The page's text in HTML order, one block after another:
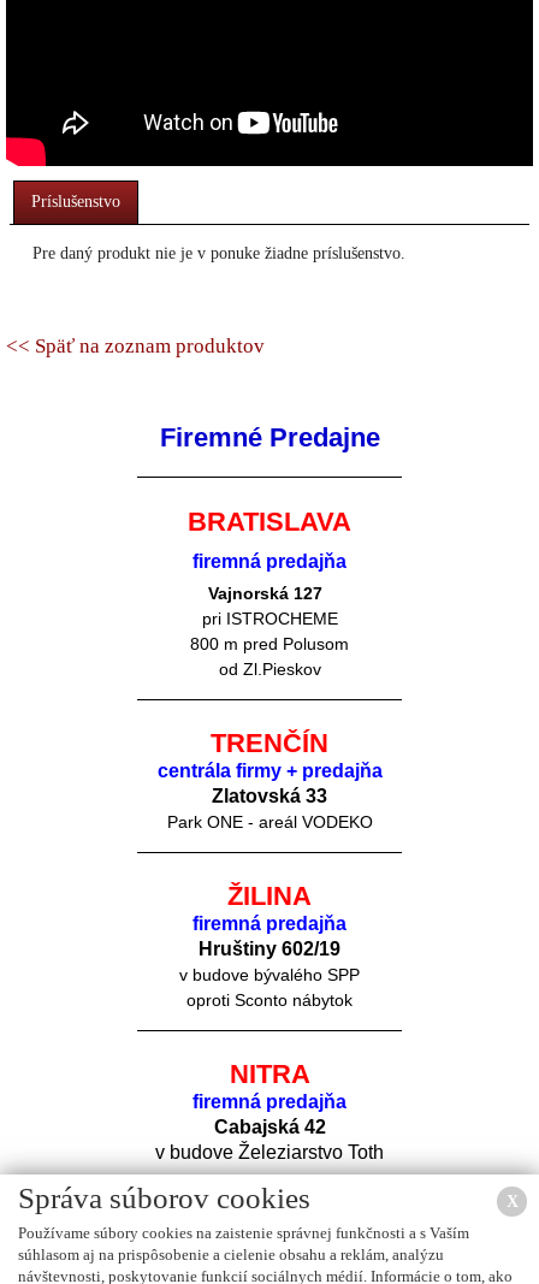
Príslušenstvo
Pre daný produkt nie je v ponuke žiadne príslušenstvo.
<< Späť na zoznam produktov
Firemné Predajne
BRATISLAVA
firemná predajňa
Vajnorská 127
pri ISTROCHEME
800 m pred Polusom
od Zl.Pieskov
TRENČÍN
centrála firmy + predajňa
Zlatovská 33
Park ONE - areál VODEKO
ŽILINA
firemná predajňa
Hruštiny 602/19
v budove bývalého SPP
oproti Sconto nábytok
NITRA
firemná predajňa
Cabajská 42
v budove Železiarstvo Toth
X
Správa súborov cookies
Používame súbory cookies na zaistenie správnej funkčnosti a s Vaším
súhlasom aj na prispôsobenie a cielenie obsahu a reklám, analýzu
návštevnosti, poskytovanie funkcií sociálnych médií. Informácie o tom, ako